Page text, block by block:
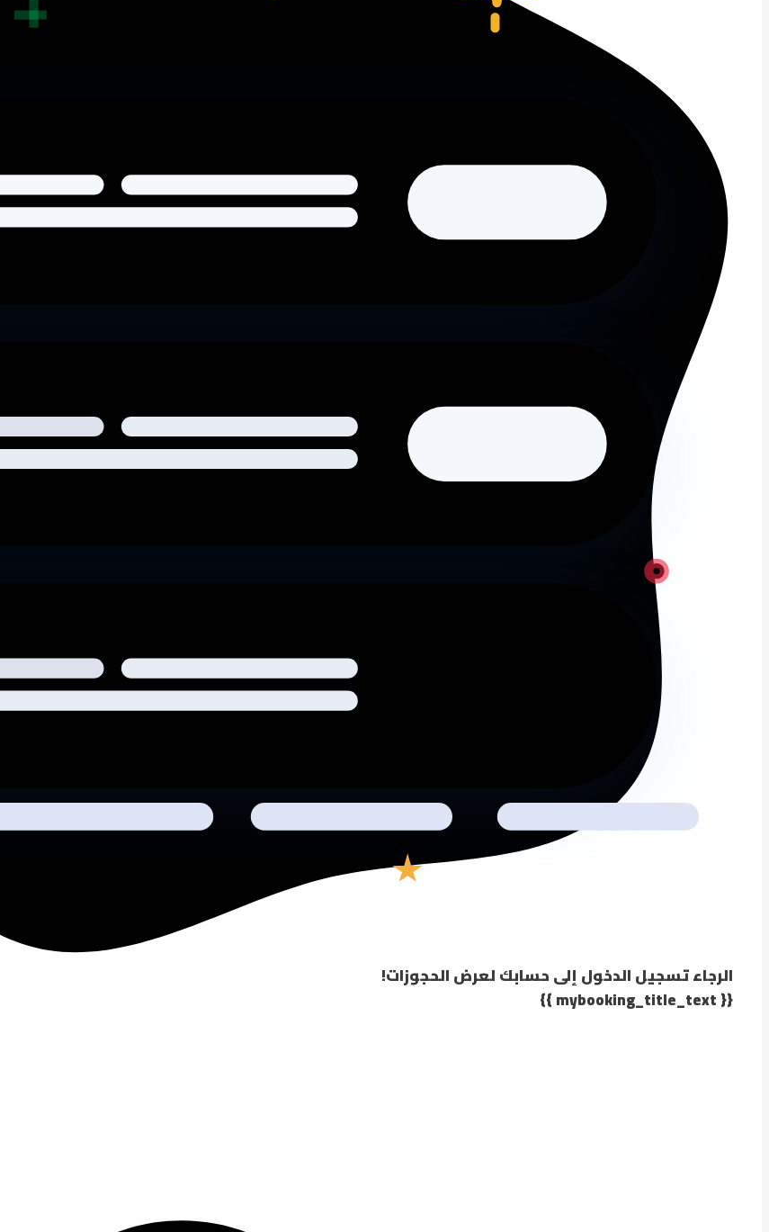
الرجاء تسجيل الدخول إلى حسابك لعرض الحجوزات!
{{ mybooking_title_text }}